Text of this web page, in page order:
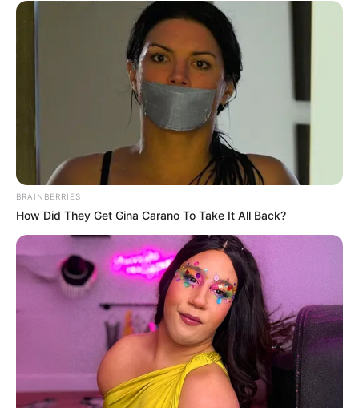
BRAINBERRIES
How Did They Get Gina Carano To Take It All Back?